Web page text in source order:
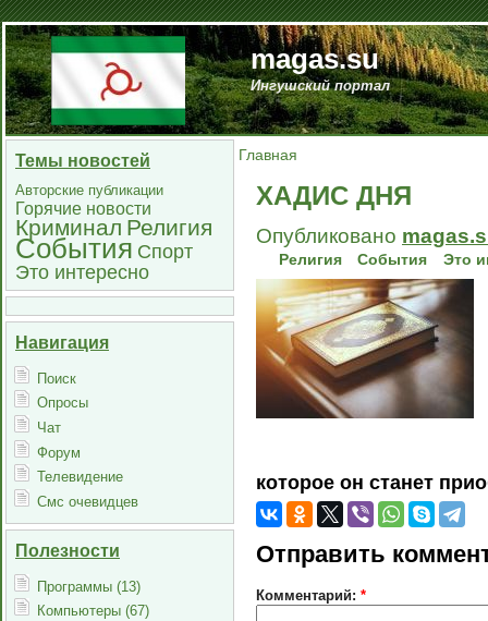
magas.su
Ингушский портал
Темы новостей
Авторские публикации
Горячие новости
Криминал Религия
События Спорт
Это интересно
Навигация
Поиск
Опросы
Чат
Форум
Телевидение
Смс очевидцев
Полезности
Программы (13)
Компьютеры (67)
Главная
ХАДИС ДНЯ
Опубликовано
Религия События Это
которое он станет
Отправить
Комментарий: *